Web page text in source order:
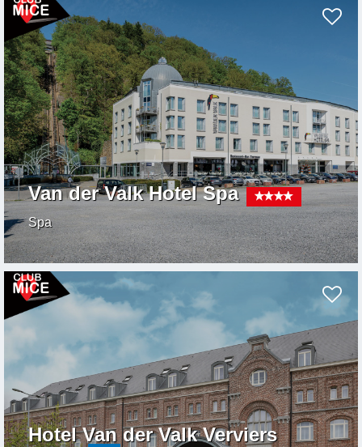
Van der Valk Hotel Spa
Spa
Hotel Van der Valk Verviers